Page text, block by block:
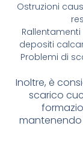
Ostruzioni
depositi
Problemi di
Inoltre, è
scarico